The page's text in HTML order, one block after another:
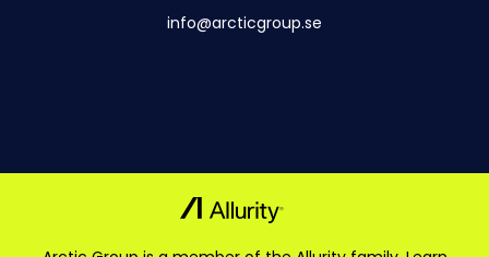
info@arcticgroup.se